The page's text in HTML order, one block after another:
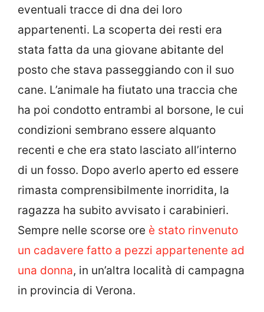
eventuali tracce di dna dei loro
appartenenti. La scoperta dei resti era
stata fatta da una giovane abitante del
posto che stava passeggiando con il suo
cane. L’animale ha fiutato una traccia che
ha poi condotto entrambi al borsone, le cui
condizioni sembrano essere alquanto
recenti e che era stato lasciato all’interno
di un fosso. Dopo averlo aperto ed essere
rimasta comprensibilmente inorridita, la
ragazza ha subito avvisato i carabinieri.
Sempre nelle scorse ore è stato rinvenuto
un cadavere fatto a pezzi appartenente ad
una donna, in un’altra località di campagna
in provincia di Verona.